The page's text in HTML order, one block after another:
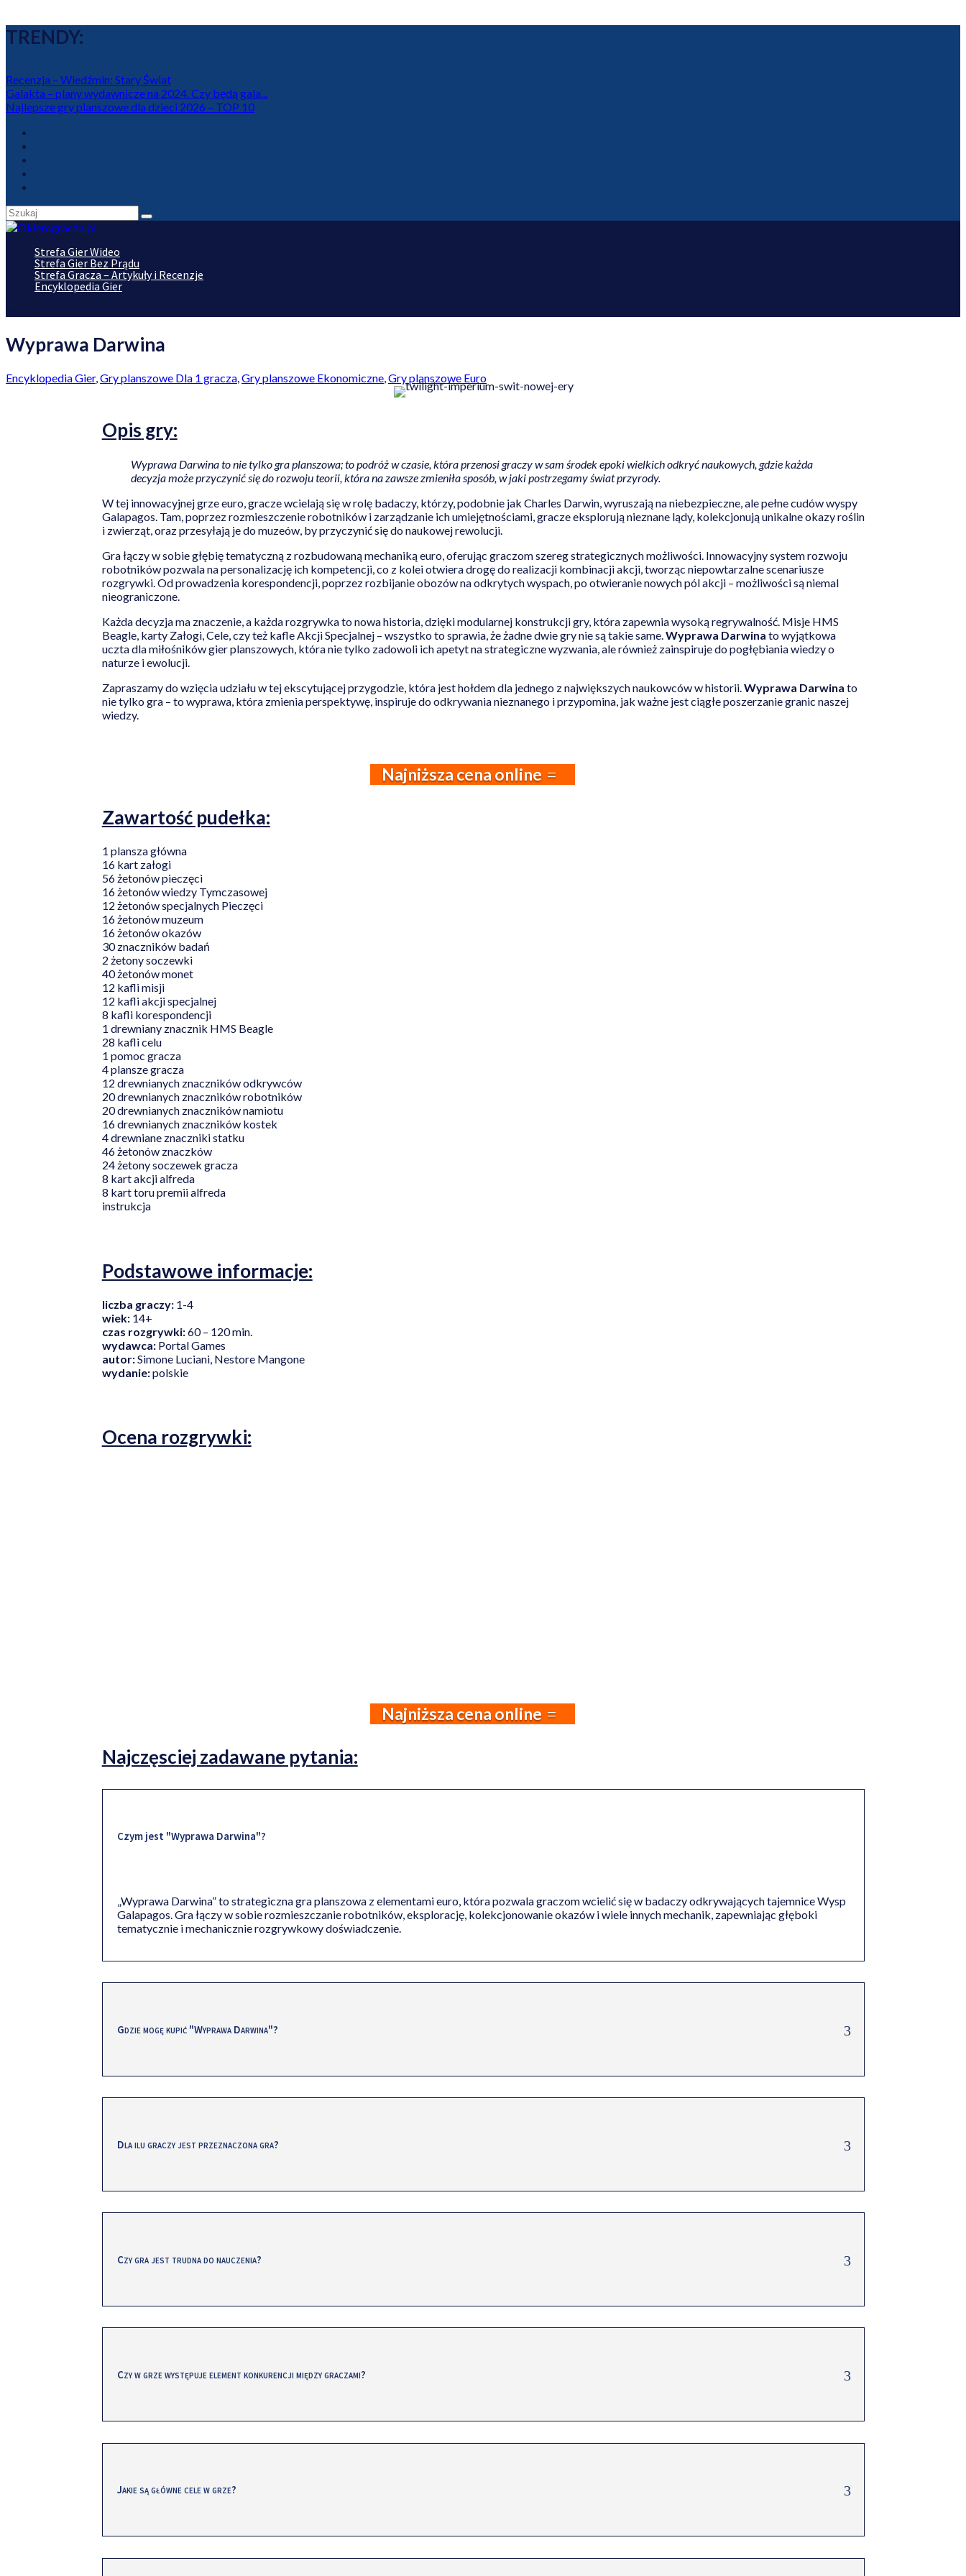
TRENDY:
Recenzja – Wiedźmin: Stary Świat
Galakta – plany wydawnicze na 2024. Czy będą gala...
Najlepsze gry planszowe dla dzieci 2026 – TOP 10
Strefa Gier Wideo
Strefa Gier Bez Prądu
Strefa Gracza – Artykuły i Recenzje
Encyklopedia Gier
Wyprawa Darwina
Encyklopedia Gier,Gry planszowe Dla 1 gracza,Gry planszowe Ekonomiczne,Gry planszowe Euro
Opis gry:
Wyprawa Darwina to nie tylko gra planszowa; to podróż w czasie, która przenosi graczy w sam środek epoki wielkich odkryć naukowych, gdzie każda
decyzja może przyczynić się do rozwoju teorii, która na zawsze zmieniła sposób, w jaki postrzegamy świat przyrody.
W tej innowacyjnej grze euro, gracze wcielają się w rolę badaczy, którzy, podobnie jak Charles Darwin, wyruszają na niebezpieczne, ale pełne cudów wyspy
Galapagos. Tam, poprzez rozmieszczenie robotników i zarządzanie ich umiejętnościami, gracze eksplorują nieznane lądy, kolekcjonują unikalne okazy roślin
i zwierząt, oraz przesyłają je do muzeów, by przyczynić się do naukowej rewolucji.
Gra łączy w sobie głębię tematyczną z rozbudowaną mechaniką euro, oferując graczom szereg strategicznych możliwości. Innowacyjny system rozwoju
robotników pozwala na personalizację ich kompetencji, co z kolei otwiera drogę do realizacji kombinacji akcji, tworząc niepowtarzalne scenariusze
rozgrywki. Od prowadzenia korespondencji, poprzez rozbijanie obozów na odkrytych wyspach, po otwieranie nowych pól akcji – możliwości są niemal
nieograniczone.
Każda decyzja ma znaczenie, a każda rozgrywka to nowa historia, dzięki modularnej konstrukcji gry, która zapewnia wysoką regrywalność. Misje HMS
Beagle, karty Załogi, Cele, czy też kafle Akcji Specjalnej – wszystko to sprawia, że żadne dwie gry nie są takie same. Wyprawa Darwina to wyjątkowa
uczta dla miłośników gier planszowych, która nie tylko zadowoli ich apetyt na strategiczne wyzwania, ale również zainspiruje do pogłębiania wiedzy o
naturze i ewolucji.
Zapraszamy do wzięcia udziału w tej ekscytującej przygodzie, która jest hołdem dla jednego z największych naukowców w historii. Wyprawa Darwina to
nie tylko gra – to wyprawa, która zmienia perspektywę, inspiruje do odkrywania nieznanego i przypomina, jak ważne jest ciągłe poszerzanie granic naszej
wiedzy.
Najniższa cena online
Zawartość pudełka:
1 plansza główna
16 kart załogi
56 żetonów pieczęci
16 żetonów wiedzy Tymczasowej
12 żetonów specjalnych Pieczęci
16 żetonów muzeum
16 żetonów okazów
30 znaczników badań
2 żetony soczewki
40 żetonów monet
12 kafli misji
12 kafli akcji specjalnej
8 kafli korespondencji
1 drewniany znacznik HMS Beagle
28 kafli celu
1 pomoc gracza
4 plansze gracza
12 drewnianych znaczników odkrywców
20 drewnianych znaczników robotników
20 drewnianych znaczników namiotu
16 drewnianych znaczników kostek
4 drewniane znaczniki statku
46 żetonów znaczków
24 żetony soczewek gracza
8 kart akcji alfreda
8 kart toru premii alfreda
instrukcja
Podstawowe informacje:
liczba graczy:1-4
wiek:14+
czas rozgrywki:60 – 120 min.
wydawca:Portal Games
autor:Simone Luciani, Nestore Mangone
wydanie:polskie
Ocena rozgrywki:
Najniższa cena online
Najczęsciej zadawane pytania:
Czym jest "Wyprawa Darwina"?
„Wyprawa Darwina” to strategiczna gra planszowa z elementami euro, która pozwala graczom wcielić się w badaczy odkrywających tajemnice Wysp
Galapagos. Gra łączy w sobie rozmieszczanie robotników, eksplorację, kolekcjonowanie okazów i wiele innych mechanik, zapewniając głęboki
tematycznie i mechanicznie rozgrywkowy doświadczenie.
Gdzie mogę kupić "Wyprawa Darwina"?
Dla ilu graczy jest przeznaczona gra?
Czy gra jest trudna do nauczenia?
Czy w grze występuje element konkurencji między graczami?
Jakie są główne cele w grze?